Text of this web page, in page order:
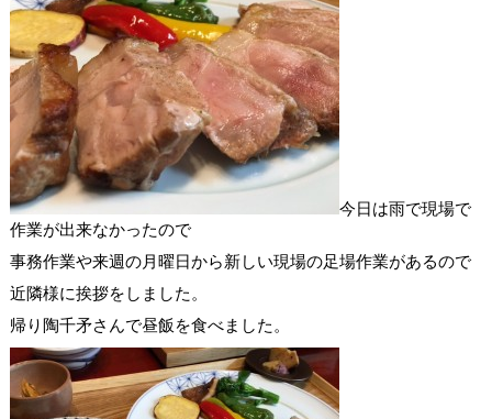
今日は雨で現場で
作業が出来なかったので
事務作業や来週の月曜日から新しい現場の足場作業があるので
近隣様に挨拶をしました。
帰り陶千矛さんで昼飯を食べました。